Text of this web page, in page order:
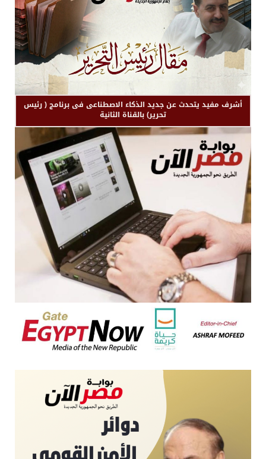
أشرف مفيد يتحدث عن جديد الذكاء الاصطناعى فى برنامج ( رئيس
تحرير) بالقناة الثانية